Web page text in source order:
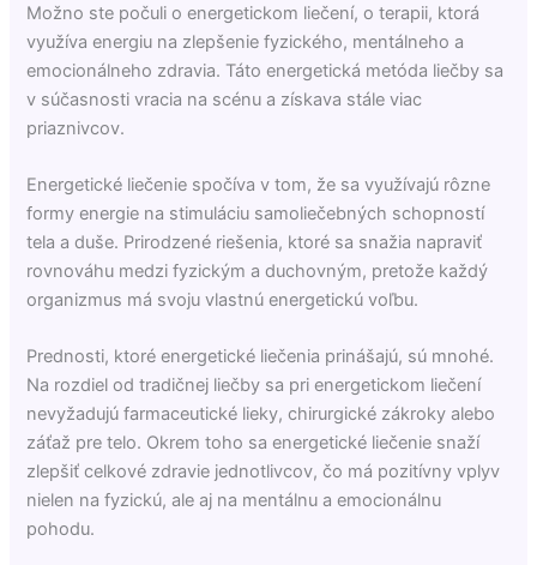
Možno ste počuli o energetickom liečení, o terapii, ktorá
využíva energiu na zlepšenie fyzického, mentálneho a
emocionálneho zdravia. Táto energetická metóda liečby sa
v súčasnosti vracia na scénu a získava stále viac
priaznivcov.
Energetické liečenie spočíva v tom, že sa využívajú rôzne
formy energie na stimuláciu samoliečebných schopností
tela a duše. Prirodzené riešenia, ktoré sa snažia napraviť
rovnováhu medzifyzickým a duchovným, pretože každý
organizmus má svoju vlastnú energetickú voľbu.
Prednosti, ktoré energetické liečenia prinášajú, sú mnohé.
Na rozdiel od tradičnej liečby sa pri energetickom liečení
nevyžadujú farmaceutické lieky, chirurgické zákroky alebo
záťaž pre telo. Okrem toho sa energetické liečenie snaží
zlepšiť celkové zdravie jednotlivcov, čo má pozitívny vplyv
nielen na fyzickú, ale aj na mentálnu a emocionálnu
pohodu.